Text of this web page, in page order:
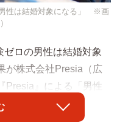
男性は結婚対象になる」 ※画
ロの男性は結婚対象
株式会社Presia（広
Presia』による「男性
かりました。